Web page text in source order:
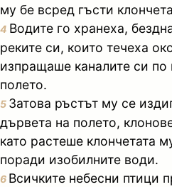
му бе всред гъсти
4 Водите го хранеха,
реките си, които течеха
изпращаше каналите си по
полето.
5 Затова ръстът му се
дървета на полето,
като растеше клончетата
поради изобилните води.
6 Всичките небесни птици